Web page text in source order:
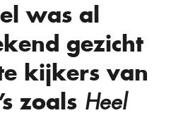
was al
gezicht
kijkers van
zoals Heel